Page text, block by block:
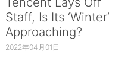
Staff, Is Its ‘Winter’
Approaching?
2022年04月01日